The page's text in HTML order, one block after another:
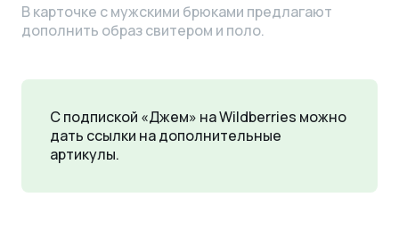
В карточке с мужскими брюками предлагают
дополнить образ свитером и поло.
С подпиской «Джем» на Wildberries можно
дать ссылки на дополнительные
артикулы.